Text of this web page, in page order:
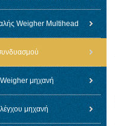
Weigher Multihead
μηχανή
μηχανή